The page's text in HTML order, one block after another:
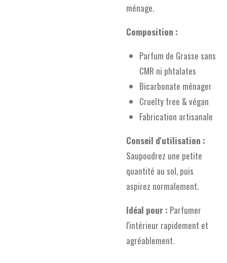
ménage.
Composition :
Parfum de Grasse sans
CMR ni phtalates
Bicarbonate ménager
Cruelty free & végan
Fabrication artisanale
Conseil d'utilisation :
Saupoudrez une petite
quantité au sol, puis
aspirez normalement.
Idéal pour : Parfumer
l'intérieur rapidement et
agréablement.